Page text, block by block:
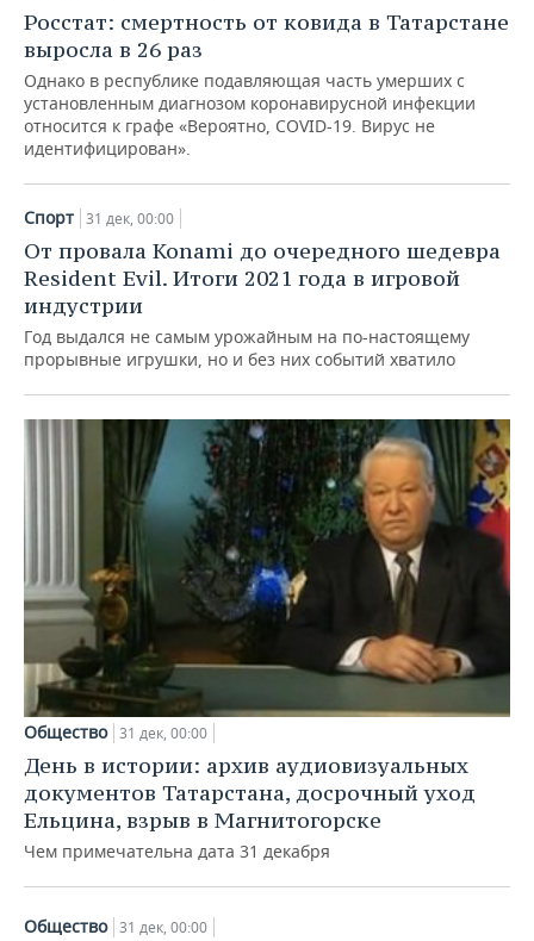
НЕФТЕХИМИЯ
НЕФТЬ
ОПК
РОЗНИЧНАЯ ТОРГОВЛЯ
ТРАНСПОРТ
УСЛУГИ
НОВОСТИ ТЕХНОЛОГИЙ
IT
МЕДИА
ТЕЛЕКОММУНИКАЦИИ
МЕРОПРИЯТИЯ
НОВОСТИ МЕРОПРИЯТИЙ
ВЫЕЗДНАЯ РЕДАКЦИЯ
БИЗНЕС-БРАНЧИ
ONLINE-КОНФЕРЕНЦИИ
ОТКРЫТАЯ ЛЕКЦИЯ
СПОРТ
НОВОСТИ СПОРТА
ФУТБОЛ
ХОККЕЙ
БАСКЕТБОЛ
ВОЛЕЙБОЛ
ФИГУРНОЕ КАТАНИЕ
ВОДНЫЕ ВИДЫ СПОРТА
ХОККЕЙ С МЯЧОМ
ОБЩЕСТВО
НОВОСТИ ОБЩЕСТВА
ВЛАСТЬ
ИНФРАСТРУКТУРА
ИСТОРИЯ
МЕДИЦИНА
ПРОИСШЕСТВИЯ
ФОТОГАЛЕРЕЯ
СЮЖЕТЫ
СПРАВОЧНИК
СПИСОК ПЕРСОН
СПИСОК КОМПАНИЙ
ПОЛНАЯ ВЕРСИЯ
Росстат: смертность от ковида в Татарстане
выросла в 26 раз
Однако в республике подавляющая часть умерших с
установленным диагнозом коронавирусной инфекции
относится к графе «Вероятно, COVID-19. Вирус не
идентифицирован».
Спорт 31 дек, 00:00
От провала Konami до очередного шедевра
Resident Evil. Итоги 2021 года в игровой
индустрии
Год выдался не самым урожайным на по-настоящему
прорывные игрушки, но и без них событий хватило
Общество 31 дек, 00:00
День в истории: архив аудиовизуальных
документов Татарстана, досрочный уход
Ельцина, взрыв в Магнитогорске
Чем примечательна дата 31 декабря
Общество 31 дек, 00:00